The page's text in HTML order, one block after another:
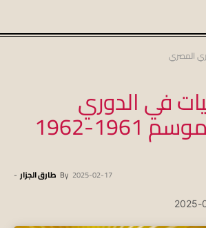
المصري
في الدوري
المصري | موسم 1961-1962
By طارق الجزار - 2025-02-17